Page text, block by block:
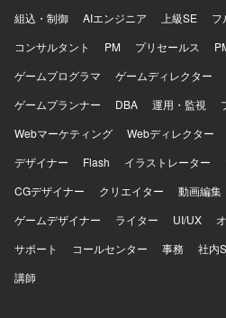
と実装の両方に向き合い、異なる
設的に合意形成できる方、既存
ております。金融や暗号資産領域
り、ブロックチェーンに興味と覚
がフィットいたします。 【ポジションの魅力】 大手暗号資
産取引所の金融関連システム開
に携わっていただけます。多く
規模サービスの開発経験を積み、
など上流工程への関与が可能で
として専門性を高めながら、
踏み込んでいただけます。テッ
近い役割を経験でき、実装だけで
組込・制御
AIエンジニア 上級SE
フ
コンサルタント
PM プリセールス
ゲームプログラマ
ゲームディレクター
ゲームプランナー
DBA 運用・監視
Webマーケティング
Webディレクター
デザイナー
Flash イラストレーター
CGデザイナー
クリエイター 動画編集
ゲームデザイナー
ライター UI/UX
サポート
コールセンター 事務 社内
講師